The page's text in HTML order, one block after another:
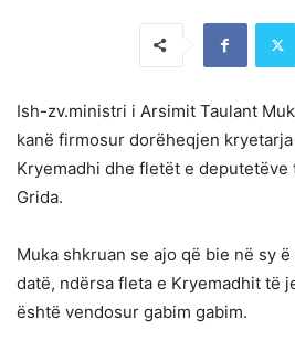
Ish-zv.ministri i Arsimit Taulant
kanë firmosur dorëheqjen kryetarja
Kryemadhi dhe fletët e deputetëve
Grida.
Muka shkruan se ajo që bie në sy
datë, ndërsa fleta e Kryemadhit të
është vendosur gabim gabim.